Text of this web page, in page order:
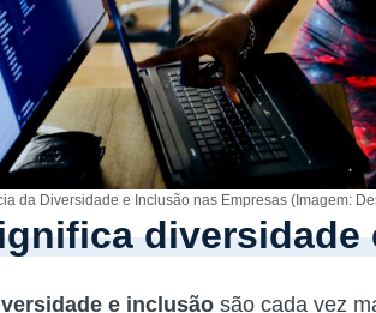
da Diversidade e Inclusão nas Empresas (Imagem:
diversidade
e inclusão são cada vez